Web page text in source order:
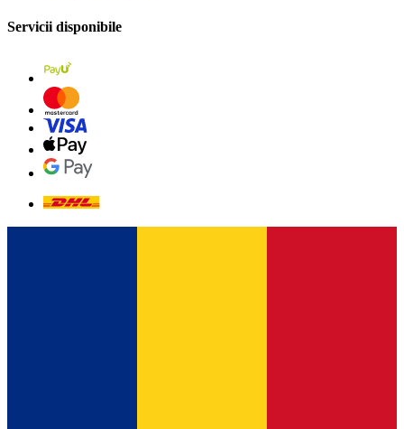
Servicii disponibile